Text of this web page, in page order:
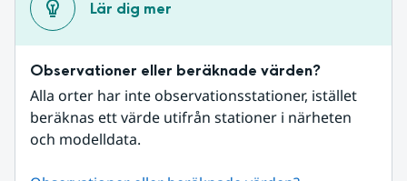
Lär dig mer
Observationer eller beräknade värden?
Alla orter har inte observationsstationer, istället
beräknas ett värde utifrån stationer i närheten
och modelldata.